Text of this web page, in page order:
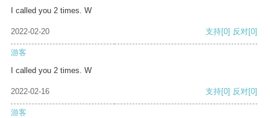
I called you 2 times. W
2022-02-20 支持[0] 反对[0]
游客
I called you 2 times. W
2022-02-16 支持[0] 反对[0]
游客